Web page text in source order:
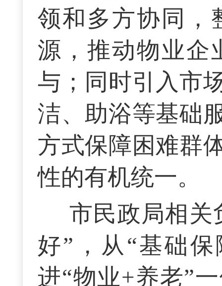
领和多方协同，
源，推动物业企
与；同时引入市
洁、助浴等基础
方式保障困难群
性的有机统一。
市民政局相关
好”，从“基础
进“物业+养老”